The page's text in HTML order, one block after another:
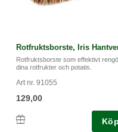
Rotfruktsborste, Iris
Rotfruktsborste som effektivt
dina rotfrukter och potatis.
Art nr. 91055
129,00
Köp